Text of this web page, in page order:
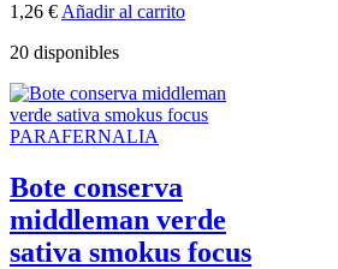
1,26 € Añadir al carrito
20 disponibles
PARAFERNALIA
Bote conserva
middleman verde
sativa smokus focus